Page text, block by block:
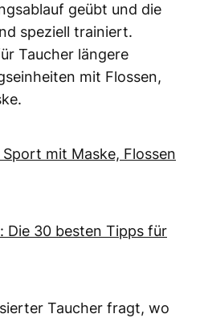
geübt und die
speziell trainiert.
Taucher längere
mit Flossen,
mit Maske, Flossen
Die 30 besten Tipps für
Taucher fragt, wo